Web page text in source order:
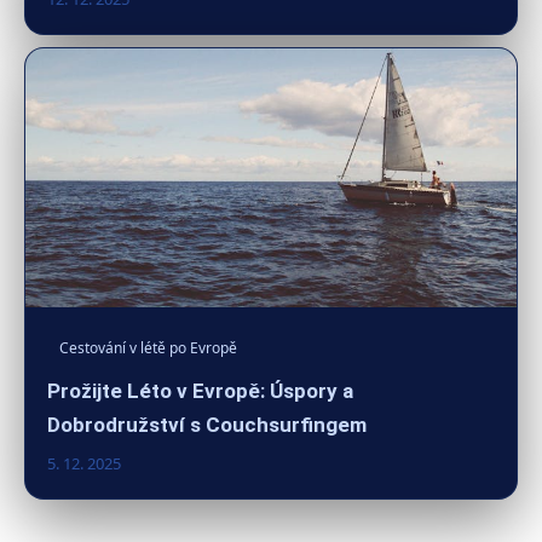
Cestování v létě po Evropě
Prožijte Léto v Evropě: Úspory a
Dobrodružství s Couchsurfingem
5. 12. 2025